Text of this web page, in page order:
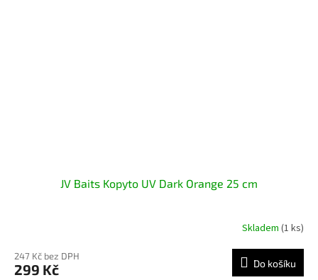
JV Baits Kopyto UV Dark Orange 25 cm
Skladem (1 ks)
247 Kč bez DPH
299 Kč Do košíku